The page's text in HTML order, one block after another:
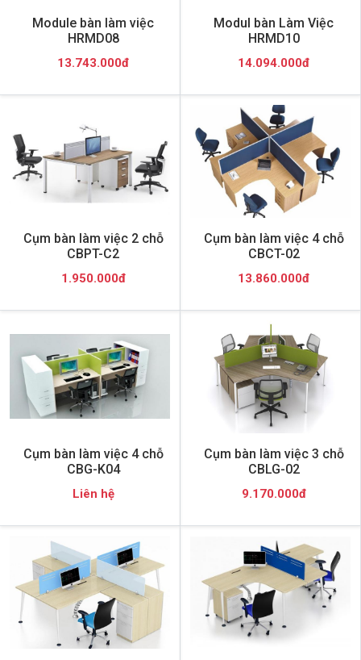
Module bàn làm việc
HRMD08
13.743.000đ
Modul bàn Làm Việc
HRMD10
14.094.000đ
Cụm bàn làm việc 2 chỗ
CBPT-C2
1.950.000đ
Cụm bàn làm việc 4 chỗ
CBCT-02
13.860.000đ
Cụm bàn làm việc 4 chỗ
CBG-K04
Liên hệ
Cụm bàn làm việc 3 chỗ
CBLG-02
9.170.000đ